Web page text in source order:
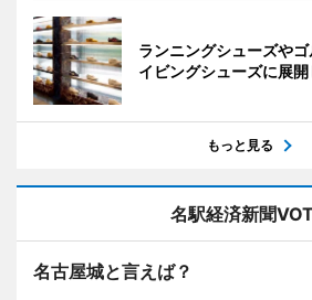
ランニングシューズや
イビングシューズに展
もっと見る
名駅経済新聞
名古屋城と言えば？